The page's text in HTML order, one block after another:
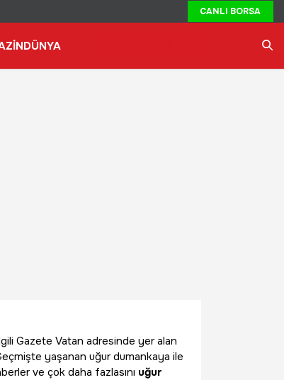
CANLI BORSA
DÜNYA
Gazete Vatan adresinde yer alan
yaşanan uğur dumankaya ile
ve çok daha fazlasını uğur